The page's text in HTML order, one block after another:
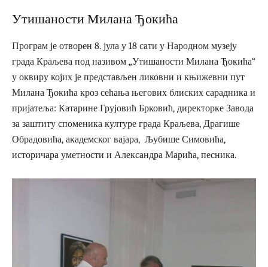
Утишаности Милана Ђокића
Програм је отворен 8. јула у 18 сати у Народном музеју
града Краљева под називом „Утишаности Милана Ђокића“
у оквиру којих је представљен ликовни и књижевни пут
Милана Ђокића кроз сећања његових блиских сарадника и
пријатеља: Катарине Грујовић Брковић, директорке Завода
за заштиту споменика културе града Краљева, Драгише
Обрадовића, академског вајара, Љубише Симовића,
историчара уметности и Александра Марића, песника.